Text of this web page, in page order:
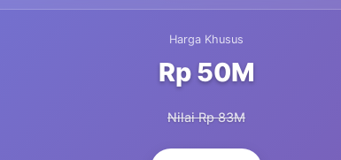
Harga Khusus
Rp 50M
Nilai Rp 83M